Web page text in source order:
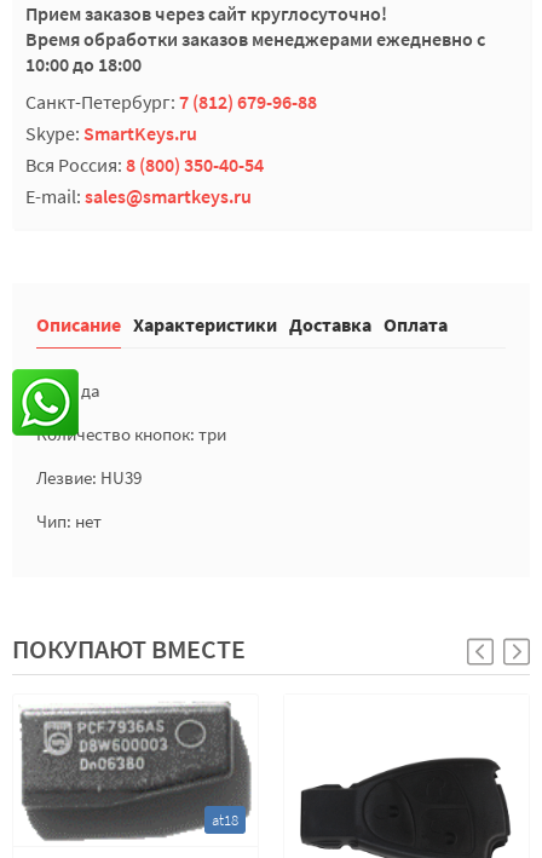
Прием заказов через сайт круглосуточно!
Время обработки заказов менеджерами ежедневно с
10:00 до 18:00
Санкт-Петербург: 7 (812) 679-96-88
Skype: SmartKeys.ru
Вся Россия: 8 (800) 350-40-54
E-mail: sales@smartkeys.ru
Описание Характеристики Доставка Оплата
Лого: да
Количество кнопок: три
Лезвие: HU39
Чип: нет
ПОКУПАЮТ ВМЕСТЕ
at18